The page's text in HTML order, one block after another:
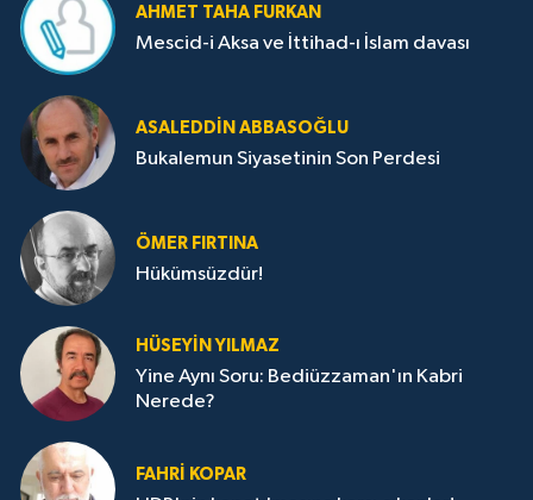
AHMET TAHA FURKAN
Mescid-i Aksa ve İttihad-ı İslam davası
ASALEDDIN ABBASOĞLU
Bukalemun Siyasetinin Son Perdesi
ÖMER FIRTINA
Hükümsüzdür!
HÜSEYIN YILMAZ
Yine Aynı Soru: Bediüzzaman'ın Kabri
Nerede?
FAHRI KOPAR